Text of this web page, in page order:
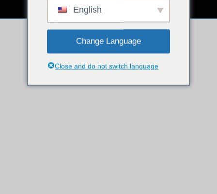
INGYENES webkamerás csevegés 👉
English
Change Language
Close and do not switch language